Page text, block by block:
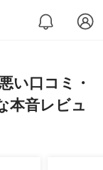
い口コミ・
本音レビュ